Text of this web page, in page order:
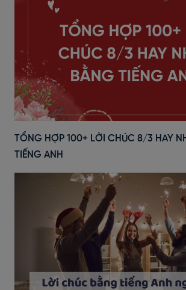
TỔNG HỢP 100+ LỜI CHÚC 8/3 HAY
TIẾNG ANH